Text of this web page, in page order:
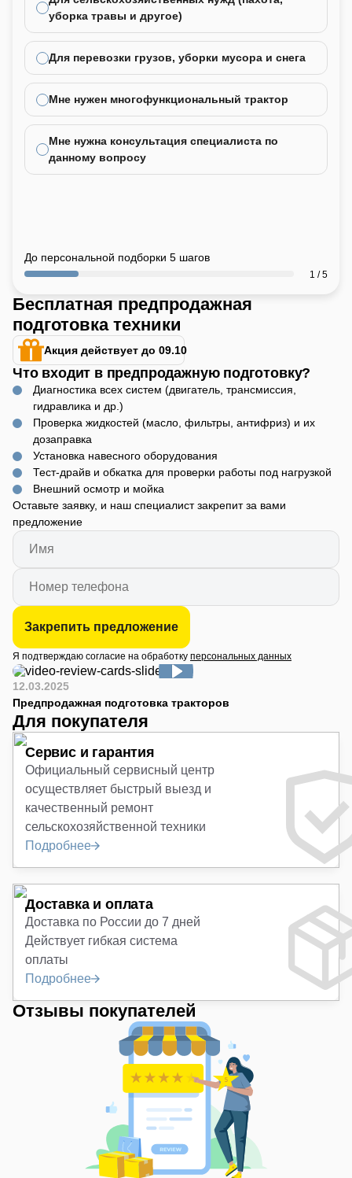
уборка травы и другое)
Для перевозки грузов, уборки мусора и снега
Мне нужен многофункциональный трактор
Мне нужна консультация специалиста по
данному вопросу
До персональной подборки 5 шагов
1 / 5
Бесплатная предпродажная
подготовка техники
Акция действует до 09.10
Что входит в предпродажную подготовку?
Диагностика всех систем (двигатель, трансмиссия,
гидравлика и др.)
Проверка жидкостей (масло, фильтры, антифриз) и их
дозаправка
Установка навесного оборудования
Тест-драйв и обкатка для проверки работы под нагрузкой
Внешний осмотр и мойка
Оставьте заявку, и наш специалист закрепит за вами
предложение
Закрепить предложение
Я подтверждаю согласие на обработку персональных данных
12.03.2025
Предпродажная подготовка тракторов
Для покупателя
Сервис и гарантия
Официальный сервисный центр
осуществляет быстрый выезд и
качественный ремонт
сельскохозяйственной техники
Подробнее
Доставка и оплата
Доставка по России до 7 дней
Действует гибкая система
оплаты
Подробнее
Отзывы покупателей